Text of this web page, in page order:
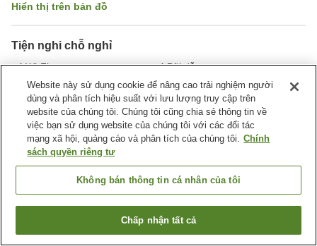
Hiển thị trên bản đồ
Tiện nghi chỗ nghỉ
Wi-Fi
Bãi đỗ xe
Phòng tập gym
Hồ bơi
Trang chủ Úc Queensland
Hội đồng Khu vực Cairns
DoubleTree by Hilton Hotel Cairns
Tìm phòng trống
Website này sử dụng cookie để nâng cao trải nghiệm người
dùng và phân tích hiệu suất với lưu lượng truy cập trên
website của chúng tôi. Chúng tôi cũng chia sẻ thông tin về
việc bạn sử dụng website của chúng tôi với các đối tác
mạng xã hội, quảng cáo và phân tích của chúng tôi. Chính
sách quyền riêng tư
Không bán thông tin cá nhân của tôi
Chấp nhận tất cả